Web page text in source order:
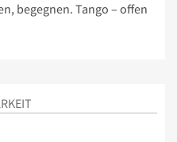
begegnen. Tango – offen